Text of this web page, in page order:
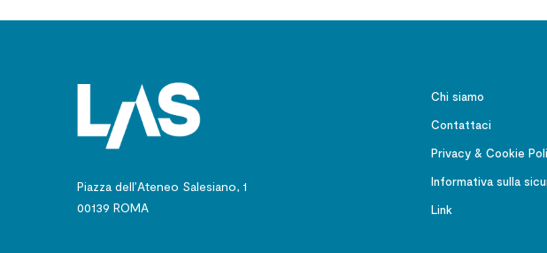
Piazza dell’Ateneo Salesiano, 1
00139 ROMA
Chi siamo
Contattaci
Privacy & Cookie
Informativa sulla
Link